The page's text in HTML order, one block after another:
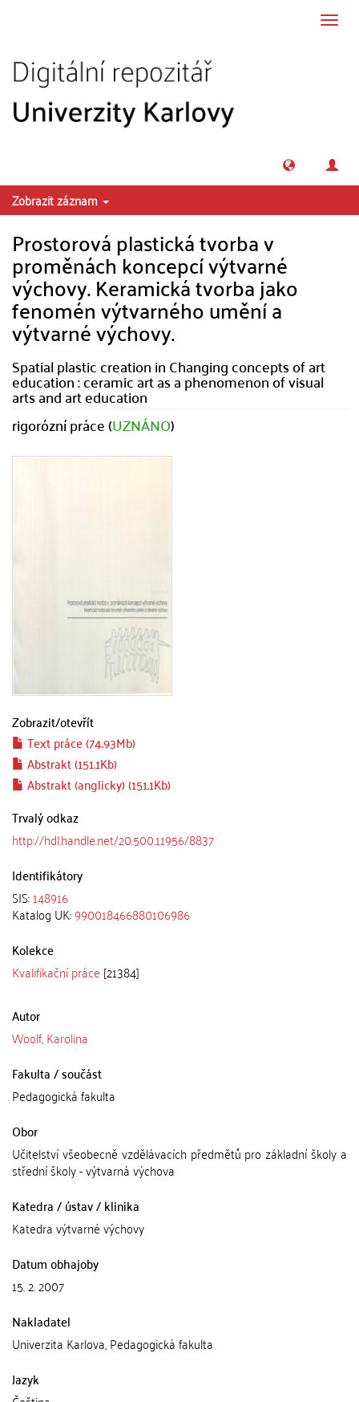
Zobrazit záznam
Prostorová plastická tvorba v
proměnách koncepcí výtvarné
výchovy. Keramická tvorba jako
fenomén výtvarného umění a
výtvarné výchovy.
Spatial plastic creation in Changing concepts of art
education : ceramic art as a phenomenon of visual
arts and art education
rigorózní práce (UZNÁNO)
Zobrazit/otevřít
Text práce (74.93Mb)
Abstrakt (151.1Kb)
Abstrakt (anglicky) (151.1Kb)
Trvalý odkaz
http://hdl.handle.net/20.500.11956/8837
Identifikátory
SIS:148916
Katalog UK:990018466880106986
Kolekce
Kvalifikační práce [21384]
Autor
Woolf, Karolina
Fakulta / součást
Pedagogická fakulta
Obor
Učitelství všeobecně vzdělávacích předmětů pro základní školy a
střední školy - výtvarná výchova
Katedra / ústav / klinika
Katedra výtvarné výchovy
Datum obhajoby
15. 2. 2007
Nakladatel
Univerzita Karlova, Pedagogická fakulta
Jazyk